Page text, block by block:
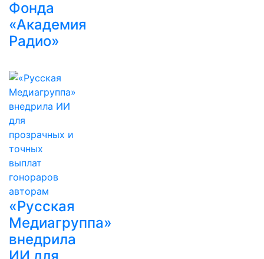
Фонда
«Академия
Радио»
«Русская
Медиагруппа»
внедрила